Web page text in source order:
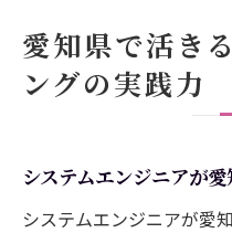
プログラマーと
度比較
競技経験が職種
システムエンジ
験の価値
愛知県で活き
ングの実践力
システムエンジニアが
システムエンジニアが愛